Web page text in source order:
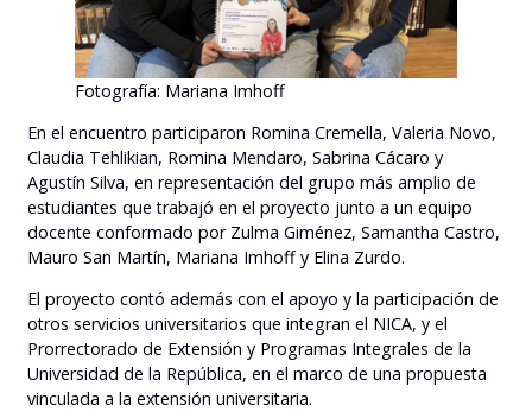
Fotografía: Mariana Imhoff
En el encuentro participaron Romina Cremella, Valeria Novo,
Claudia Tehlikian, Romina Mendaro, Sabrina Cácaro y
Agustín Silva, en representación del grupo más amplio de
estudiantes que trabajó en el proyecto junto a un equipo
docente conformado por Zulma Giménez, Samantha Castro,
Mauro San Martín, Mariana Imhoff y Elina Zurdo.
El proyecto contó además con el apoyo y la participación de
otros servicios universitarios que integran el NICA, y el
Prorrectorado de Extensión y Programas Integrales de la
Universidad de la República, en el marco de una propuesta
vinculada a la extensión universitaria.